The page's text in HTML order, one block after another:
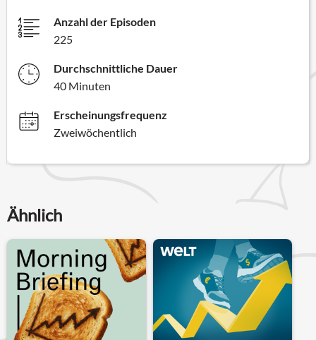
Anzahl der Episoden
225
Durchschnittliche Dauer
40 Minuten
Erscheinungsfrequenz
Zweiwöchentlich
Ähnlich